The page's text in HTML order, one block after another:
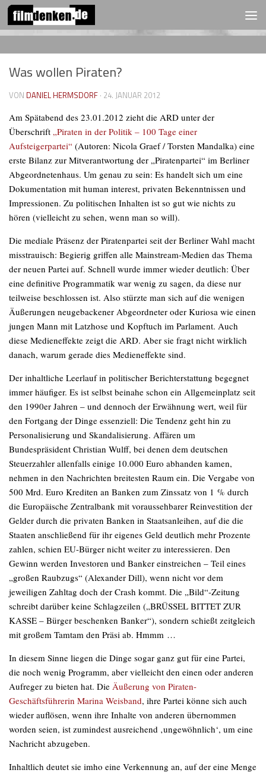
Zum Inhalt springenFOLGEN:
Was wollen Piraten?
VON DANIEL HERMSDORF · 24. JANUAR 2012
Am Spätabend des 23.01.2012 zieht die ARD unter der
Überschrift „Piraten in der Politik – 100 Tage einer
Aufsteigerpartei“ (Autoren: Nicola Graef / Torsten Mandalka) eine
erste Bilanz zur Mitverantwortung der „Piratenpartei“ im Berliner
Abgeordnetenhaus. Um genau zu sein: Es handelt sich um eine
Dokumentation mit human interest, privaten Bekenntnissen und
Impressionen. Zu politischen Inhalten ist so gut wie nichts zu
hören (vielleicht zu sehen, wenn man so will).
Die mediale Präsenz der Piratenpartei seit der Berliner Wahl macht
misstrauisch: Begierig griffen alle Mainstream-Medien das Thema
der neuen Partei auf. Schnell wurde immer wieder deutlich: Über
eine definitive Programmatik war wenig zu sagen, da diese nur
teilweise beschlossen ist. Also stürzte man sich auf die wenigen
Äußerungen neugebackener Abgeordneter oder Kuriosa wie einen
jungen Mann mit Latzhose und Kopftuch im Parlament. Auch
diese Medieneffekte zeigt die ARD. Aber sie fragt nicht wirklich
danach, warum gerade dies Medieneffekte sind.
Der inhaltliche Leerlauf in politischer Berichterstattung begegnet
immer häufiger. Es ist selbst beinahe schon ein Allgemeinplatz seit
den 1990er Jahren – und dennoch der Erwähnung wert, weil für
den Fortgang der Dinge essenziell: Die Tendenz geht hin zu
Personalisierung und Skandalisierung. Affären um
Bundespräsident Christian Wulff, bei denen dem deutschen
Steuerzahler allenfalls einige 10.000 Euro abhanden kamen,
nehmen in den Nachrichten breitesten Raum ein. Die Vergabe von
500 Mrd. Euro Krediten an Banken zum Zinssatz von 1 % durch
die Europäische Zentralbank mit voraussehbarer Reinvestition der
Gelder durch die privaten Banken in Staatsanleihen, auf die die
Staaten anschließend für ihr eigenes Geld deutlich mehr Prozente
zahlen, schien EU-Bürger nicht weiter zu interessieren. Den
Gewinn werden Investoren und Banker einstreichen – Teil eines
„großen Raubzugs“ (Alexander Dill), wenn nicht vor dem
jeweiligen Zahltag doch der Crash kommt. Die „Bild“-Zeitung
schreibt darüber keine Schlagzeilen („BRÜSSEL BITTET ZUR
KASSE – Bürger beschenken Banker“), sondern schießt zeitgleich
mit großem Tamtam den Präsi ab. Hmmm …
In diesem Sinne liegen die Dinge sogar ganz gut für eine Partei,
die noch wenig Programm, aber vielleicht den einen oder anderen
Aufreger zu bieten hat. Die Äußerung von Piraten-
Geschäftsführerin Marina Weisband, ihre Partei könne sich auch
wieder auflösen, wenn ihre Inhalte von anderen übernommen
worden seien, ist zumindest ausreichend ‚ungewöhnlich‘, um eine
Nachricht abzugeben.
Inhaltlich deutet sie imho eine Verkennung an, auf der eine Menge